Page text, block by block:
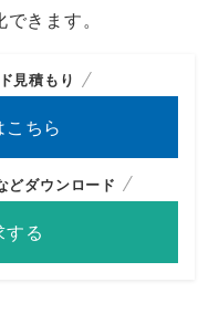
きます。
見積もり
ちら
どダウンロード
する